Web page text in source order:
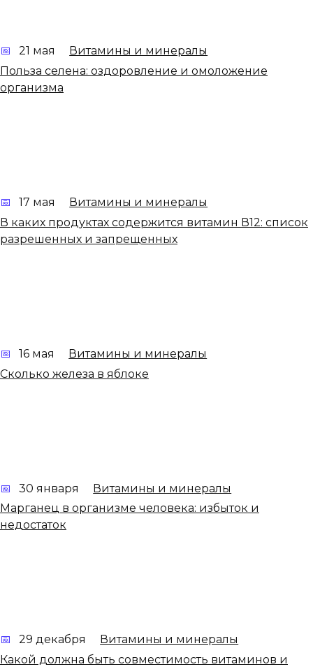
21 мая
Витамины и минералы
Польза селена: оздоровление и омоложение
организма
17 мая
Витамины и минералы
В каких продуктах содержится витамин В12: список
разрешенных и запрещенных
16 мая
Витамины и минералы
Сколько железа в яблоке
30 января
Витамины и минералы
Марганец в организме человека: избыток и
недостаток
29 декабря
Витамины и минералы
Какой должна быть совместимость витаминов и